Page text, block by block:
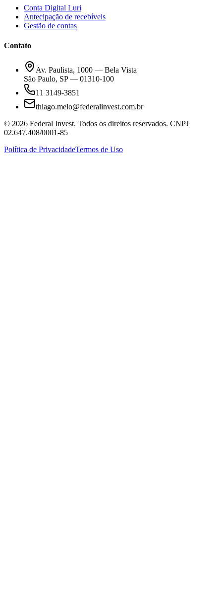
Conta Digital Luri
Antecipação de recebíveis
Gestão de contas
Contato
Av. Paulista, 1000 — Bela Vista
São Paulo, SP — 01310-100
11 3149-3851
thiago.melo@federalinvest.com.br
© 2026 Federal Invest. Todos os direitos reservados. CNPJ
02.647.408/0001-85
Política de PrivacidadeTermos de Uso